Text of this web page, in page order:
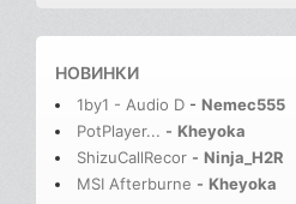
НОВИНКИ
1by1 - Audio D - Nemec555
PotPlayer... - Kheyoka
ShizuCallRecor - Ninja_H2R
MSI Afterburne - Kheyoka